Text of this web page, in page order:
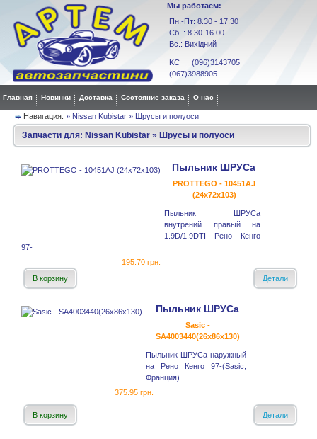
Мы работаем:
Пн.-Пт: 8.30 - 17.30
Сб. : 8.30-16.00
Вс.: Вихідний
KC (096)3143705
(067)3988905
Главная Новинки Доставка Состояние заказа О нас
Навигация: » Nissan Kubistar » Шрусы и полуоси
Запчасти для: Nissan Kubistar » Шрусы и полуоси
Пыльник ШРУСа
PROTTEGO - 10451AJ
(24x72x103)
Пыльник ШРУСа
внутрений правый на
1.9D/1.9DTI Рено Кенго
97-
195.70 грн.
В корзину
Детали
Пыльник ШРУСа
Sasic -
SA4003440(26x86x130)
Пыльник ШРУСа наружный
на Рено Кенго 97-(Sasic,
Франция)
375.95 грн.
В корзину Детали